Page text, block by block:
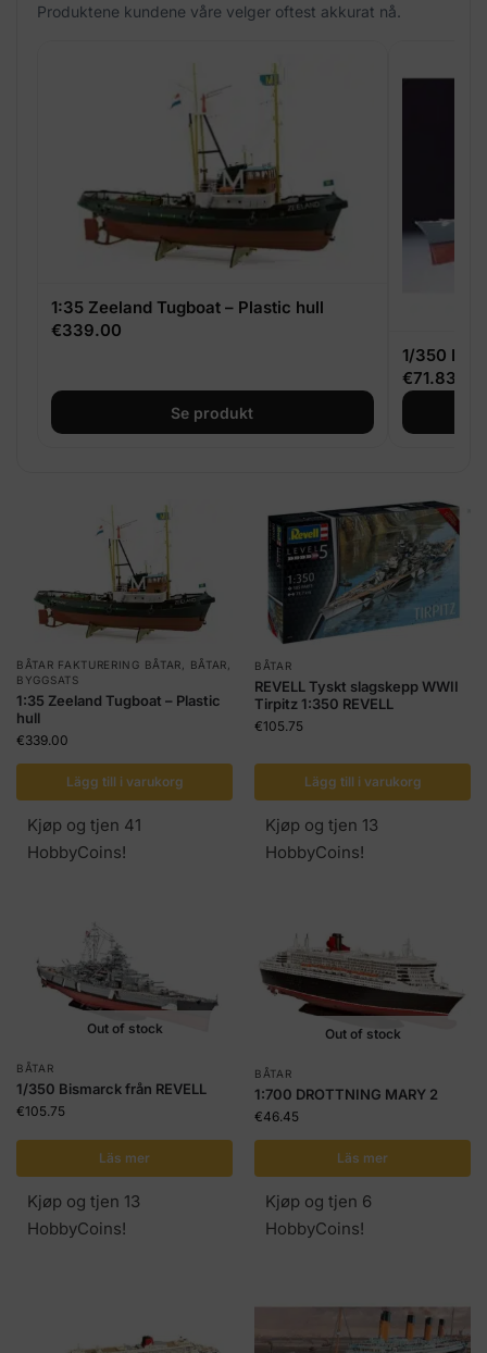
Produktene kundene våre velger oftest akkurat nå.
1:35 Zeeland Tugboat – Plastic hull
€339.00
Se produkt
1/350
€71.83
BÅTAR FAKTURERING BÅTAR BÅTAR
BYGGSATS
1:35 Zeeland Tugboat – Plastic
hull
€339.00
Lägg till i varukorg
Kjøp og tjen 41
HobbyCoins!
BÅTAR
REVELL Tyskt slagskepp WWII
Tirpitz 1:350 REVELL
€105.75
Lägg till i varukorg
Kjøp og tjen 13
HobbyCoins!
Out of stock
BÅTAR
1/350 Bismarck från REVELL
€105.75
Läs mer
Kjøp og tjen 13
HobbyCoins!
Out of stock
BÅTAR
1:700 DROTTNING MARY 2
€46.45
Läs mer
Kjøp og tjen 6
HobbyCoins!